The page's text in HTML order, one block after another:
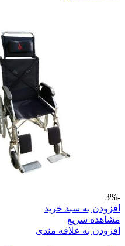
-3%
افزودن به سبد خرید
مشاهده سریع
افزودن به علاقه مندی